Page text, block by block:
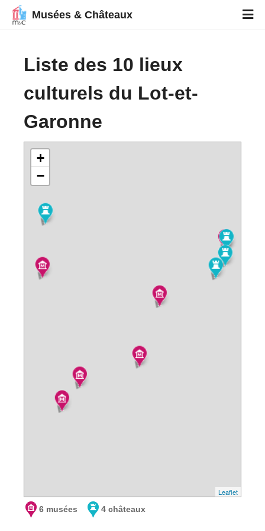
Musées & Châteaux
Liste des 10 lieux
culturels du Lot-et-
Garonne
+
−
Leaflet
6 musées
4 châteaux